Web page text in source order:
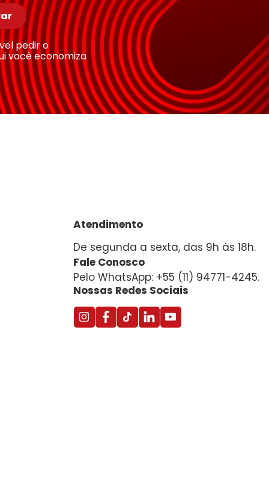
pedir o
você economiza
Atendimento
De segunda a sexta, das 9h às 18h.
Fale Conosco
Pelo WhatsApp: +55 (11) 94771-4245.
Nossas Redes Sociais